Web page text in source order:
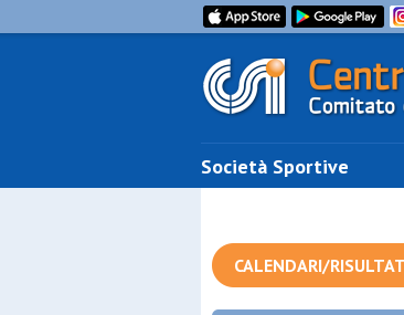
Società Sportive
CALENDARI/